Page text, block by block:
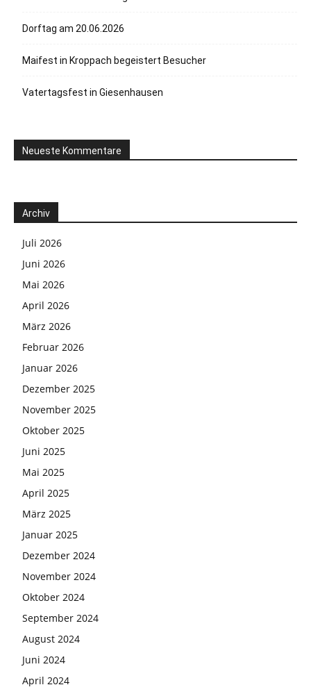
Dorftag am 20.06.2026
Maifest in Kroppach begeistert Besucher
Vatertagsfest in Giesenhausen
Neueste Kommentare
Archiv
Juli 2026
Juni 2026
Mai 2026
April 2026
März 2026
Februar 2026
Januar 2026
Dezember 2025
November 2025
Oktober 2025
Juni 2025
Mai 2025
April 2025
März 2025
Januar 2025
Dezember 2024
November 2024
Oktober 2024
September 2024
August 2024
Juni 2024
April 2024